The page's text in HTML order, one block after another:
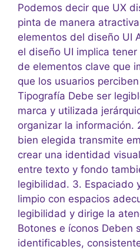
Podemos decir que UX
pinta de manera
elementos del diseño UI
el diseño UI implica
de elementos clave que
que los usuarios
Tipografía Debe ser
marca y utilizada
organizar la información.
bien elegida transmite
crear una identidad
entre texto y fondo
legibilidad. 3. Espaciado
limpio con espacios
legibilidad y dirige la
Botones e íconos Deben
identificables,